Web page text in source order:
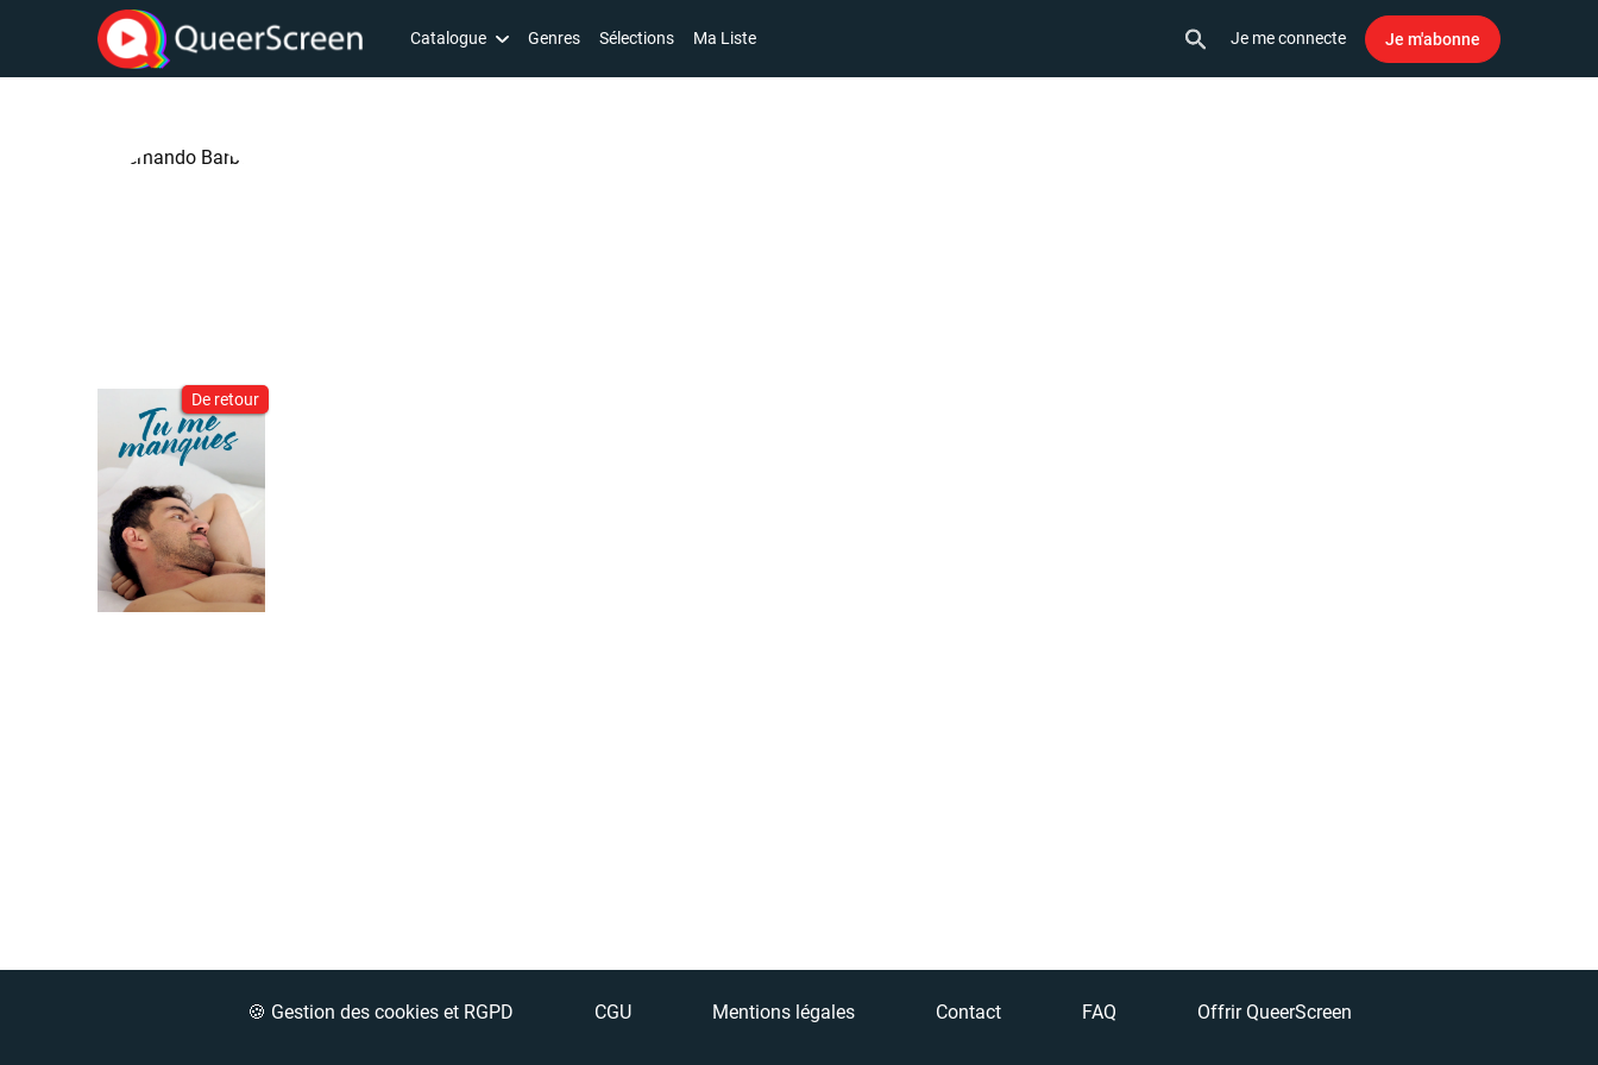
Catalogue Genres Sélections Ma Liste Je me connecte Je m'abonne
De retour
🍪 Gestion des cookies et RGPD CGU Mentions légales Contact FAQ Offrir QueerScreen